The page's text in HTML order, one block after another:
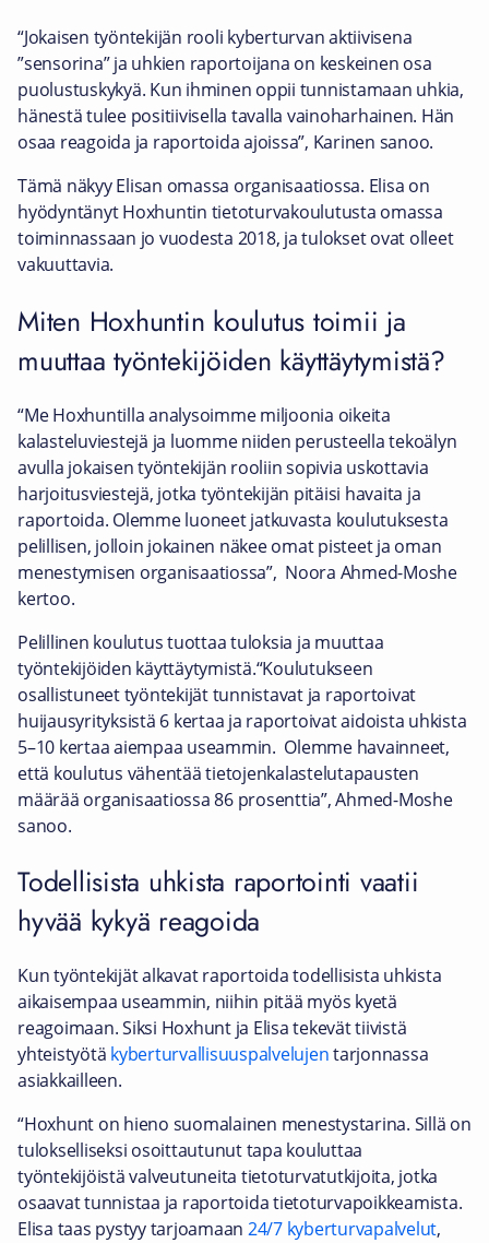
“Jokaisen työntekijän rooli kyberturvan aktiivisena
”sensorina” ja uhkien raportoijana on keskeinen osa
puolustuskykyä. Kun ihminen oppii tunnistamaan uhkia,
hänestä tulee positiivisella tavalla vainoharhainen. Hän
osaa reagoida ja raportoida ajoissa”, Karinen sanoo.
Tämä näkyy Elisan omassa organisaatiossa. Elisa on
hyödyntänyt Hoxhuntin tietoturvakoulutusta omassa
toiminnassaan jo vuodesta 2018, ja tulokset ovat olleet
vakuuttavia.
Miten Hoxhuntin koulutus toimii ja
muuttaa työntekijöiden käyttäytymistä?
“Me Hoxhuntilla analysoimme miljoonia oikeita
kalasteluviestejä ja luomme niiden perusteella tekoälyn
avulla jokaisen työntekijän rooliin sopivia uskottavia
harjoitusviestejä, jotka työntekijän pitäisi havaita ja
raportoida. Olemme luoneet jatkuvasta koulutuksesta
pelillisen, jolloin jokainen näkee omat pisteet ja oman
menestymisen organisaatiossa”, Noora Ahmed-Moshe
kertoo.
Pelillinen koulutus tuottaa tuloksia ja muuttaa
työntekijöiden käyttäytymistä.“Koulutukseen
osallistuneet työntekijät tunnistavat ja raportoivat
huijausyrityksistä 6 kertaa ja raportoivat aidoista uhkista
5–10 kertaa aiempaa useammin. Olemme havainneet,
että koulutus vähentää tietojenkalastelutapausten
määrää organisaatiossa 86 prosenttia”, Ahmed-Moshe
sanoo.
Todellisista uhkista raportointi vaatii
hyvää kykyä reagoida
Kun työntekijät alkavat raportoida todellisista uhkista
aikaisempaa useammin, niihin pitää myös kyetä
reagoimaan. Siksi Hoxhunt ja Elisa tekevät tiivistä
yhteistyötä kyberturvallisuuspalvelujentarjonnassa
asiakkailleen.
“Hoxhunt on hieno suomalainen menestystarina. Sillä on
tulokselliseksi osoittautunut tapa kouluttaa
työntekijöistä valveutuneita tietoturvatutkijoita, jotka
osaavat tunnistaa ja raportoida tietoturvapoikkeamista.
Elisa taas pystyy tarjoamaan 24/7 kyberturvapalvelut,